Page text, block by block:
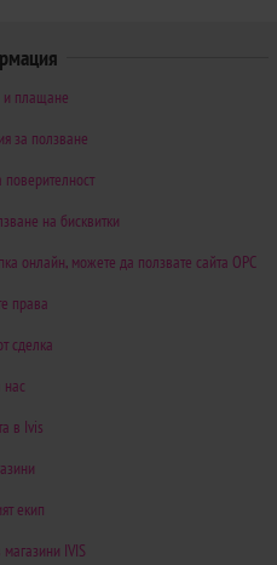
и плащане
за ползване
поверителност
на бисквитки
онлайн, можете да ползвате сайта ОРС
права
сделка
нас
в Ivis
екип
IVIS